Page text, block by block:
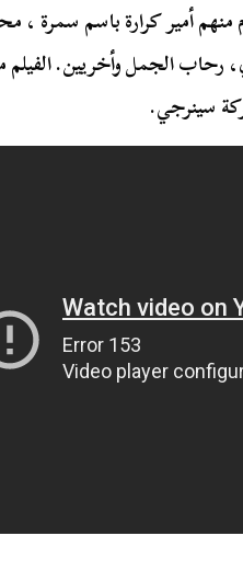
منهم أمير كرارة باسم سمرة
الجمل وأخريين. الفيلم
سينرجي.